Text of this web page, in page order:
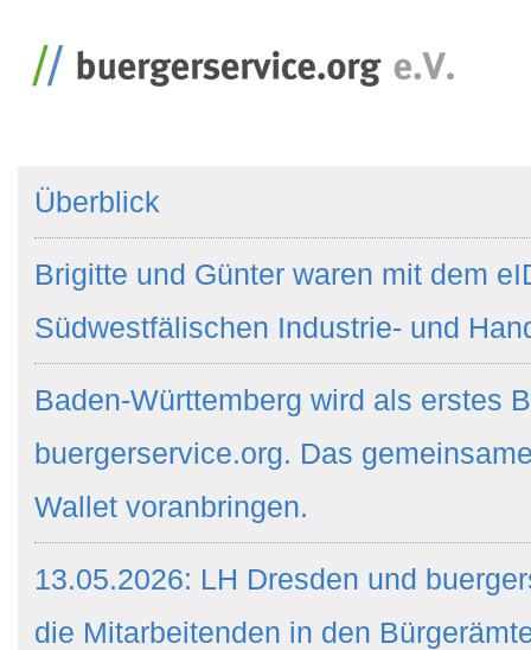
Überblick
Brigitte und Günter waren mit dem
Südwestfälischen Industrie- und
Baden-Württemberg wird als erstes
buergerservice.org. Das
Wallet voranbringen.
13.05.2026: LH Dresden und
die Mitarbeitenden in den